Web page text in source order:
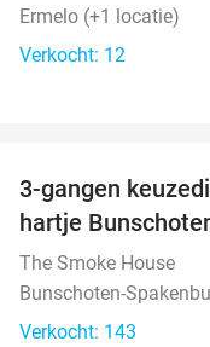
Ermelo (+1 locatie)
Verkocht: 12
3-gangen
hartje
The Smoke House
Bunschoten-
Verkocht: 143